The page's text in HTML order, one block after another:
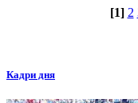
[1] 2
Кадри дня